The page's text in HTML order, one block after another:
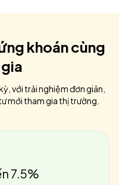
khoán cùng
với trải nghiệm đơn giản,
mới tham gia thị trường.
7.5%